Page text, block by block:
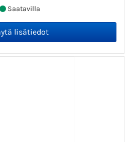
Saatavilla